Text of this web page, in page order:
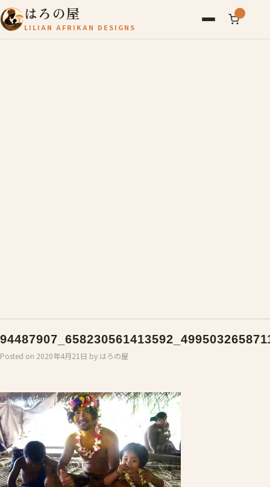
はろの屋
LILIAN AFRIKAN DESIGNS
Posted on 2020年4月21日 by はろの屋